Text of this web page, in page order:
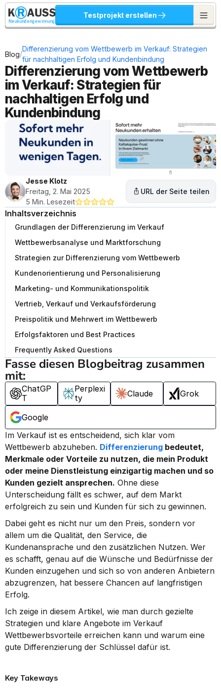
Neukundengewinnung
Testprojekt erstellen
Blog/
Differenzierung vom Wettbewerb im Verkauf: Strategien
für nachhaltigen Erfolg und Kundenbindung
Differenzierung vom Wettbewerb
im Verkauf: Strategien für
nachhaltigen Erfolg und
Kundenbindung
Jesse Klotz
Freitag, 2. Mai 2025
5 Min. Lesezeit
URL der Seite teilen
Inhaltsverzeichnis
Grundlagen der Differenzierung im Verkauf
Wettbewerbsanalyse und Marktforschung
Strategien zur Differenzierung vom Wettbewerb
Kundenorientierung und Personalisierung
Marketing- und Kommunikationspolitik
Vertrieb, Verkauf und Verkaufsförderung
Preispolitik und Mehrwert im Wettbewerb
Erfolgsfaktoren und Best Practices
Frequently Asked Questions
Fasse diesen Blogbeitrag zusammen
mit:
ChatGP
T
Perplexi
ty
Claude Grok
Google
Im Verkauf ist es entscheidend, sich klar vom
Wettbewerb abzuheben. Differenzierung bedeutet,
Merkmale oder Vorteile zu nutzen, die mein Produkt
oder meine Dienstleistung einzigartig machen und so
Kunden gezielt ansprechen. Ohne diese
Unterscheidung fällt es schwer, auf dem Markt
erfolgreich zu sein und Kunden für sich zu gewinnen.
Dabei geht es nicht nur um den Preis, sondern vor
allem um die Qualität, den Service, die
Kundenansprache und den zusätzlichen Nutzen. Wer
es schafft, genau auf die Wünsche und Bedürfnisse der
Kunden einzugehen und sich so von anderen Anbietern
abzugrenzen, hat bessere Chancen auf langfristigen
Erfolg.
Ich zeige in diesem Artikel, wie man durch gezielte
Strategien und klare Angebote im Verkauf
Wettbewerbsvorteile erreichen kann und warum eine
gute Differenzierung der Schlüssel dafür ist.
Key Takeways